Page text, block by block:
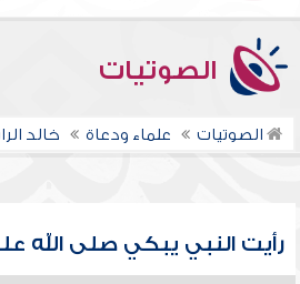
الصوتيات
الصوتيات علماء ودعاة خالد
رأيت النبي يبكي صلى الله